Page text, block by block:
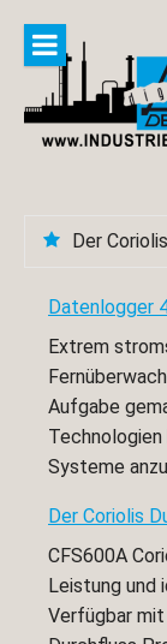
content
Datenlogger
Extrem
Aufgabe
Systeme
Der Coriolis
CFS600A
Leistung und
Verfügbar